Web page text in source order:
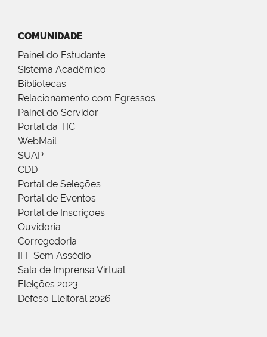
COMUNIDADE
Painel do Estudante
Sistema Acadêmico
Bibliotecas
Relacionamento com Egressos
Painel do Servidor
Portal da TIC
WebMail
SUAP
CDD
Portal de Seleções
Portal de Eventos
Portal de Inscrições
Ouvidoria
Corregedoria
IFF Sem Assédio
Sala de Imprensa Virtual
Eleições 2023
Defeso Eleitoral 2026